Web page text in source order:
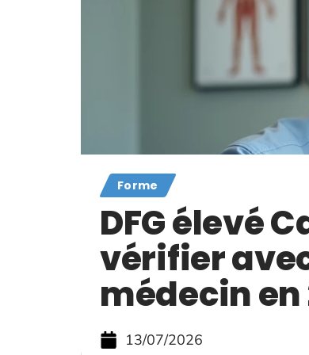
Forme
DFG élevé
vérifier
médecin en
13/07/2026